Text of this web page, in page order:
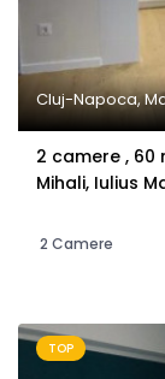
Cluj-Napoca,
2 camere , 60
Mihali, Iulius
2 Camere
TOP